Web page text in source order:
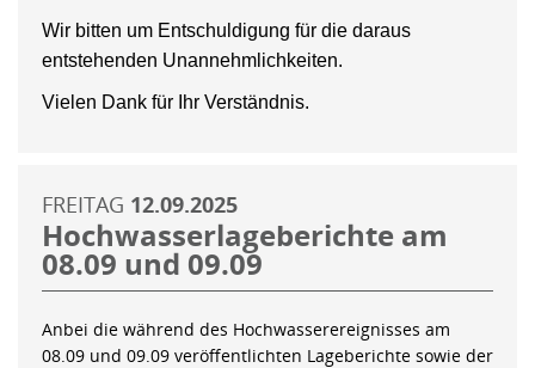
Wir bitten um Entschuldigung für die daraus
entstehenden Unannehmlichkeiten.
Vielen Dank für Ihr Verständnis.
FREITAG 12.09.2025
Hochwasserlageberichte am
08.09 und 09.09
Anbei die während des Hochwasserereignisses am
08.09 und 09.09 veröffentlichten Lageberichte sowie der